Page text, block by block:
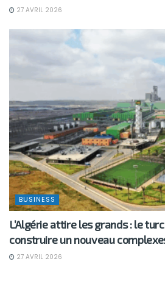
27 AVRIL 2026
BUSINESS
L’Algérie attire les grands : le
construire un nouveau
27 AVRIL 2026